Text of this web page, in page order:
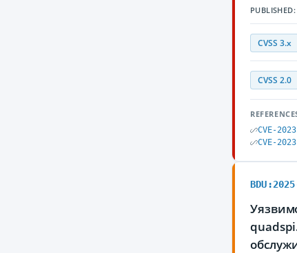
PUBLISHED:
CVSS 3.x
CVSS 2.0
CVE-
CVE-